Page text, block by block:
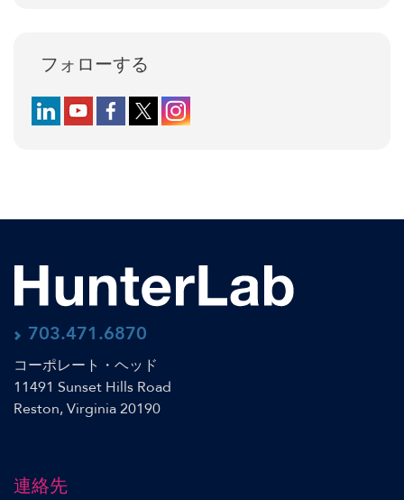
フォローする
Follow us on LinkedIn
Follow us on YouTube
Follow us on Facebook
Follow us on X (formerly Twitter)
Follow us on Instagram
703.471.6870
コーポレート・ヘッド
11491 Sunset Hills Road
Reston, Virginia 20190
連絡先